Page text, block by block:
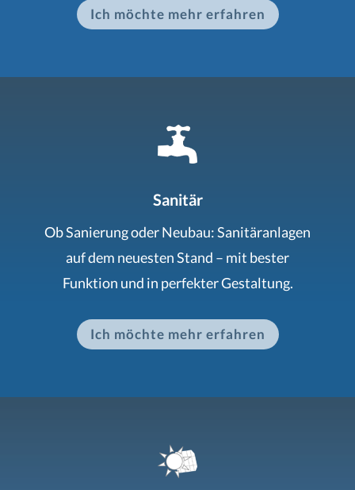
Ich möchte mehr erfahren
Sanitär
Ob Sanierung oder Neubau: Sanitäranlagen
auf dem neuesten Stand – mit bester
Funktion und in perfekter Gestaltung.
Ich möchte mehr erfahren